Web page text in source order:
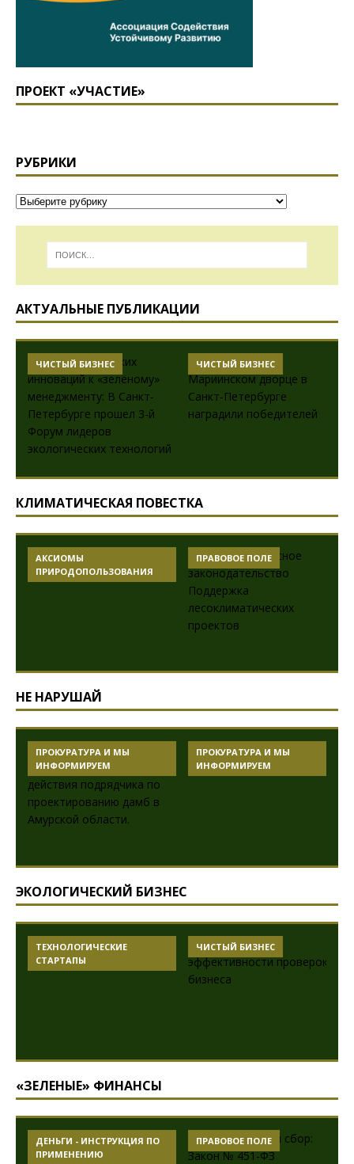
ПРОЕКТ «УЧАСТИЕ»
РУБРИКИ
АКТУАЛЬНЫЕ ПУБЛИКАЦИИ
ЧИСТЫЙ БИЗНЕС ЧИСТЫЙ БИЗНЕС
КЛИМАТИЧЕСКАЯ ПОВЕСТКА
АКСИОМЫ
ПРИРОДОПОЛЬЗОВАНИЯ
ПРАВОВОЕ ПОЛЕ
НЕ НАРУШАЙ
ПРОКУРАТУРА И МЫ
ИНФОРМИРУЕМ
ПРОКУРАТУРА И МЫ
ИНФОРМИРУЕМ
ЭКОЛОГИЧЕСКИЙ БИЗНЕС
ТЕХНОЛОГИЧЕСКИЕ
СТАРТАПЫ
ЧИСТЫЙ БИЗНЕС
«ЗЕЛЕНЫЕ» ФИНАНСЫ
ДЕНЬГИ - ИНСТРУКЦИЯ ПО
ПРИМЕНЕНИЮ
ПРАВОВОЕ ПОЛЕ